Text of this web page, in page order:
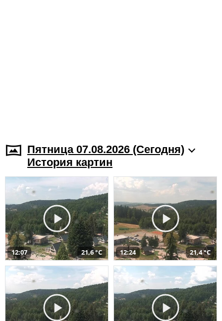
Пятница 07.08.2026 (Cегодня)
История картин
12:07 21,6 °C 12:24 21,4 °C